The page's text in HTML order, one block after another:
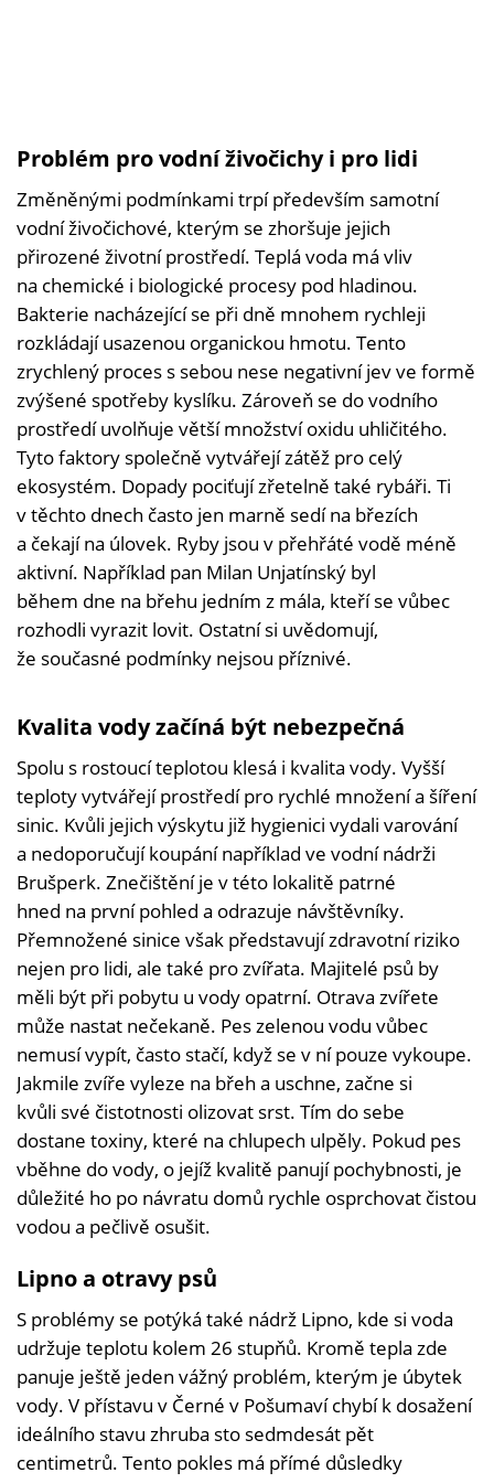
Problém pro vodní živočichy i pro lidi
Změněnými podmínkami trpí především samotní
vodní živočichové, kterým se zhoršuje jejich
přirozené životní prostředí. Teplá voda má vliv
na chemické i biologické procesy pod hladinou.
Bakterie nacházející se při dně mnohem rychleji
rozkládají usazenou organickou hmotu. Tento
zrychlený proces s sebou nese negativní jev ve formě
zvýšené spotřeby kyslíku. Zároveň se do vodního
prostředí uvolňuje větší množství oxidu uhličitého.
Tyto faktory společně vytvářejí zátěž pro celý
ekosystém. Dopady pociťují zřetelně také rybáři. Ti
v těchto dnech často jen marně sedí na březích
a čekají na úlovek. Ryby jsou v přehřáté vodě méně
aktivní. Například pan Milan Unjatínský byl
během dne na břehu jedním z mála, kteří se vůbec
rozhodli vyrazit lovit. Ostatní si uvědomují,
že současné podmínky nejsou příznivé.
Kvalita vody začíná být nebezpečná
Spolu s rostoucí teplotou klesá i kvalita vody. Vyšší
teploty vytvářejí prostředí pro rychlé množení a šíření
sinic. Kvůli jejich výskytu již hygienici vydali varování
a nedoporučují koupání například ve vodní nádrži
Brušperk. Znečištění je v této lokalitě patrné
hned na první pohled a odrazuje návštěvníky.
Přemnožené sinice však představují zdravotní riziko
nejen pro lidi, ale také pro zvířata. Majitelé psů by
měli být při pobytu u vody opatrní. Otrava zvířete
může nastat nečekaně. Pes zelenou vodu vůbec
nemusí vypít, často stačí, když se v ní pouze vykoupe.
Jakmile zvíře vyleze na břeh a uschne, začne si
kvůli své čistotnosti olizovat srst. Tím do sebe
dostane toxiny, které na chlupech ulpěly. Pokud pes
vběhne do vody, o jejíž kvalitě panují pochybnosti, je
důležité ho po návratu domů rychle osprchovat čistou
vodou a pečlivě osušit.
Lipno a otravy psů
S problémy se potýká také nádrž Lipno, kde si voda
udržuje teplotu kolem 26 stupňů. Kromě tepla zde
panuje ještě jeden vážný problém, kterým je úbytek
vody. V přístavu v Černé v Pošumaví chybí k dosažení
ideálního stavu zhruba sto sedmdesát pět
centimetrů. Tento pokles má přímé důsledky